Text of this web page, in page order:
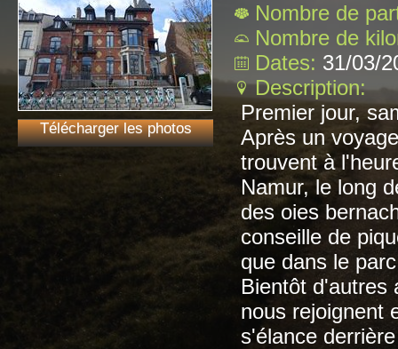
Télécharger les photos
Nombre de
Nombre de
Dates: 31/03/
Description:
Premier jour,
Après un
trouvent à
Namur, le long
des oies
conseille de
que dans le
Bientôt d'autres
nous rejoignent
s'élance